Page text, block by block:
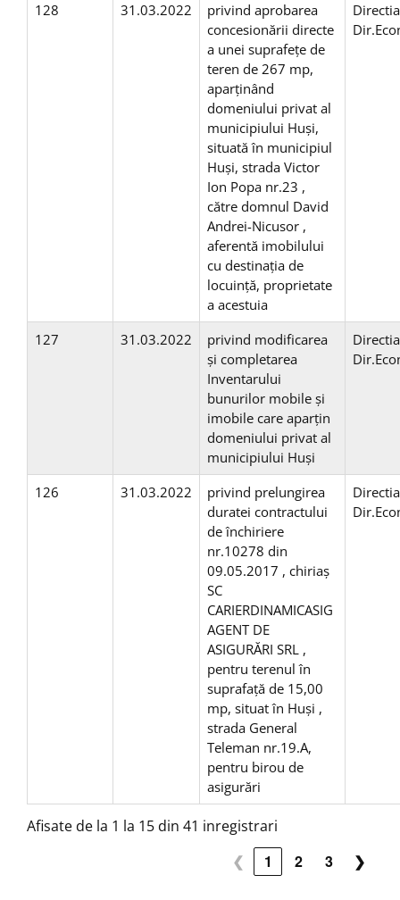
128 31.03.2022
privind aprobarea
concesionării directe
a unei suprafeţe de
teren de 267 mp,
aparţinând
domeniului privat al
municipiului Huşi,
situată în municipiul
Huşi, strada Victor
Ion Popa nr.23 ,
către domnul David
Andrei-Nicusor ,
aferentă imobilului
cu destinaţia de
locuinţă, proprietate
a acestuia
127 31.03.2022
privind modificarea
şi completarea
Inventarului
bunurilor mobile şi
imobile care aparțin
domeniului privat al
municipiului Huși
126 31.03.2022
privind prelungirea
duratei contractului
de închiriere
nr.10278 din
09.05.2017 , chiriaș
SC
CARIERDINAMICASIG
AGENT DE
ASIGURĂRI SRL ,
pentru terenul în
suprafață de 15,00
mp, situat în Huși ,
strada General
Teleman nr.19.A,
pentru birou de
asigurări
Afisate de la 1 la 15 din 41 inregistrari
❮ 1 2 3 ❯